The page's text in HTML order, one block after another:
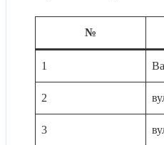
№
1
2
3